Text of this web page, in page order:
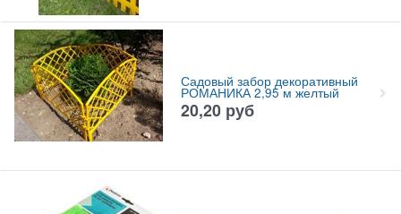
Садовый забор декоративный
РОМАНИКА 2,95 м желтый
20,20 руб